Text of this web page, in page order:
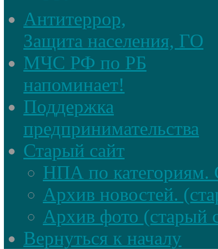
Антитеррор,
Защита населения, ГО
МЧС РФ по РБ
напоминает!
Поддержка
предпринимательства
Старый сайт
НПА по категориям.
Архив новостей.
Архив фото (старый
Вернуться к началу